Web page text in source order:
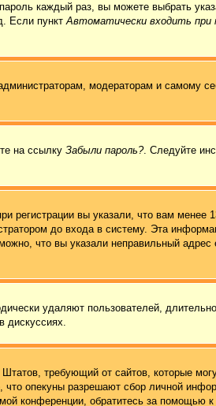
каждый раз, вы можете выбрать
Если пунктАвтоматически входить при
модераторам и самому
на ссылку Забыли пароль?. Следуйте
регистрации вы указали, что вам менее
до входа в систему. Эта
что вы указали неправильный адрес
удаляют пользователей,
дискуссиях.
требующий от сайтов, которые
что опекуны разрешают сбор личной
конференции, обратитесь за помощью к